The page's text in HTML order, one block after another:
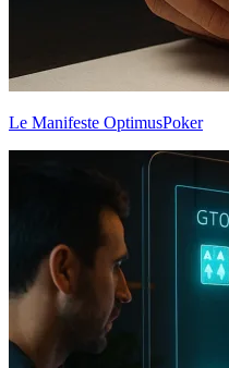
Le Manifeste OptimusPoker